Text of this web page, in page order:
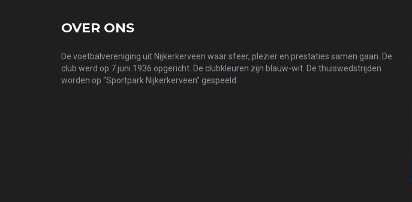
OVER ONS
De voetbalvereniging uit Nijkerkerveen waar sfeer, plezier en prestaties samen gaan. De
club werd op 7 juni 1936 opgericht. De clubkleuren zijn blauw-wit. De thuiswedstrijden
worden op “Sportpark Nijkerkerveen” gespeeld.